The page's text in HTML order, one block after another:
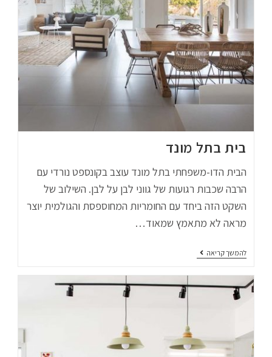
בית בתל מונד
הבית הדו-משפחתי בתל מונד עוצב בקונספט נורדי עם
הרבה שכבות רגועות של גווני לבן על לבן. השילוב של
השקט הזה ביחד עם החומריות המחוספסת והגולמית יוצר
מראה לא מתאמץ שמאוד…
להמשך קריאה